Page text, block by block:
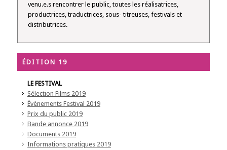
venu.e.s rencontrer le public, toutes les réalisatrices,
productrices, traductrices, sous- titreuses, festivals et
distributrices.
ÉDITION 19
LE FESTIVAL
Sélection Films 2019
Évènements Festival 2019
Prix du public 2019
Bande annonce 2019
Documents 2019
Informations pratiques 2019